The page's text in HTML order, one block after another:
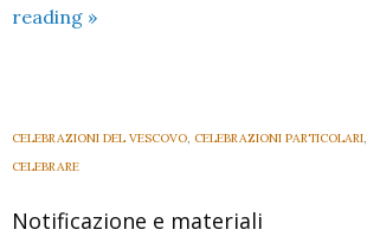
reading Giubileo
»
CELEBRAZIONI DEL VESCOVO, CELEBRAZIONI PARTICOLARI,
CELEBRARE
Notificazione e materiali